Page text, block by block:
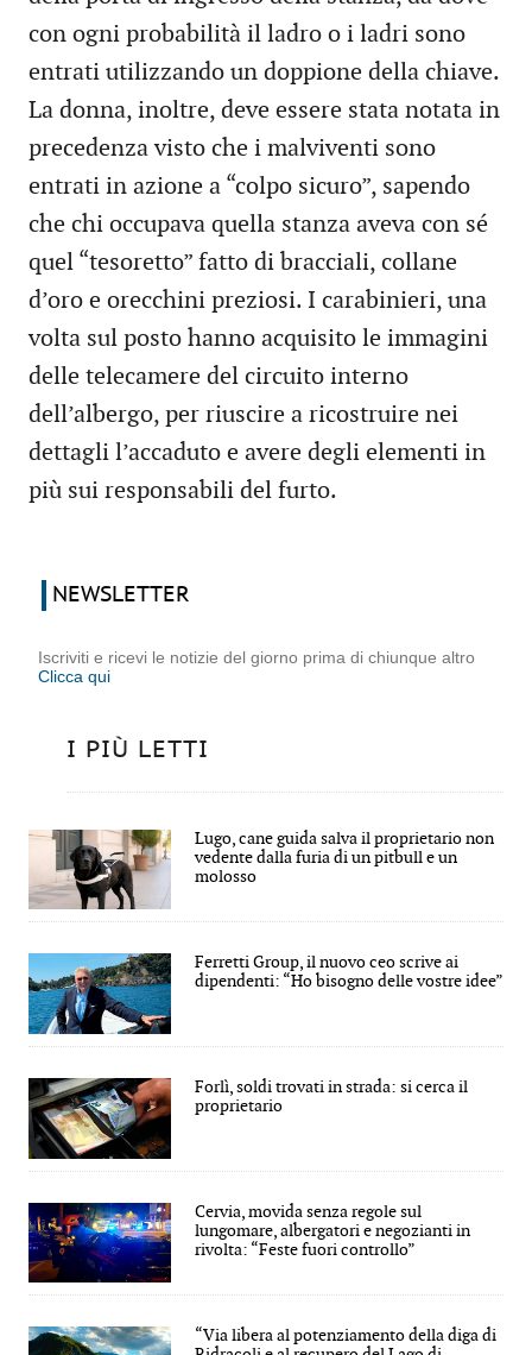
con ogni probabilità il ladro o i ladri sono
entrati utilizzando un doppione della chiave.
La donna, inoltre, deve essere stata notata in
precedenza visto che i malviventi sono
entrati in azione a “colpo sicuro”, sapendo
che chi occupava quella stanza aveva con sé
quel “tesoretto” fatto di bracciali, collane
d’oro e orecchini preziosi. I carabinieri, una
volta sul posto hanno acquisito le immagini
delle telecamere del circuito interno
dell’albergo, per riuscire a ricostruire nei
dettagli l’accaduto e avere degli elementi in
più sui responsabili del furto.
NEWSLETTER
Iscriviti e ricevi le notizie del giorno prima di chiunque altro
Clicca qui
I PIÙ LETTI
Lugo, cane guida salva il proprietario non
vedente dalla furia di un pitbull e un
molosso
Ferretti Group, il nuovo ceo scrive ai
dipendenti: “Ho bisogno delle vostre idee”
Forlì, soldi trovati in strada: si cerca il
proprietario
Cervia, movida senza regole sul
lungomare, albergatori e negozianti in
rivolta: “Feste fuori controllo”
“Via libera al potenziamento della diga di